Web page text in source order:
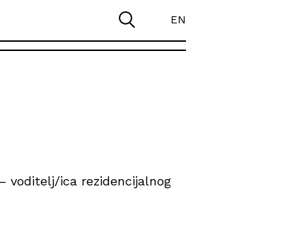
EN
voditelj/ica rezidencijalnog